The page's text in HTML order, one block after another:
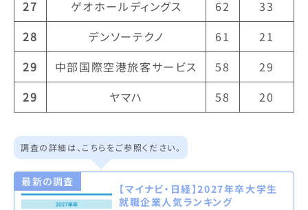
27
ゲオホールディングス 62
33
28
デンソーテクノ 61
21
29
中部国際空港旅客サービス 58
29
29
ヤマハ 58 20
調査の詳細は、こちらをご参照ください。
最新の調査
【マイナビ・日経】2027年卒大学生
就職企業人気ランキング